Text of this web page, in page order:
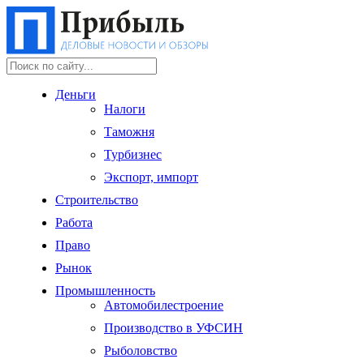
Деньги
Налоги
Таможня
Турбизнес
Экспорт, импорт
Строительство
Работа
Право
Рынок
Промышленность
Автомобилестроение
Производство в УФСИН
Рыболовство